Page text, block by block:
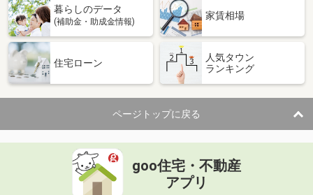
暮らしのデータ
(補助金・助成金情報)
家賃相場
住宅ローン
人気タウン
ランキング
ページトップに戻る
goo住宅・不動産
アプリ